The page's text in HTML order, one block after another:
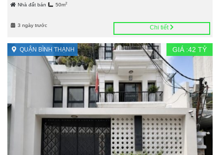
Nhà đất bán 50m2
3 ngày trước Chi tiết
QUẬN BÌNH THẠNH GIÁ :42 TỶ